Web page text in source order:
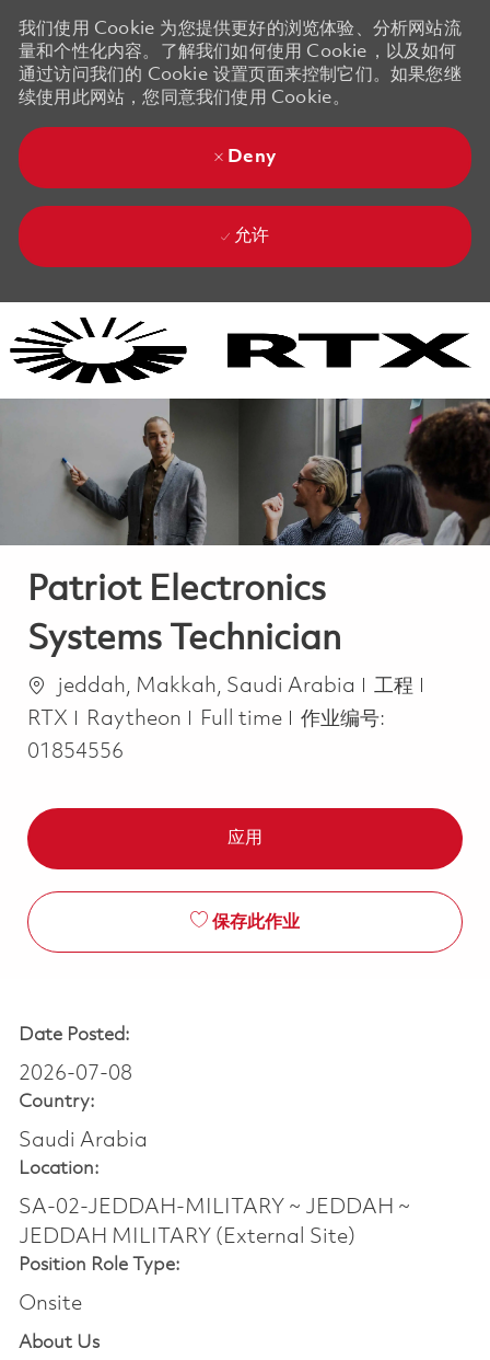
我们使用 Cookie 为您提供更好的浏览体验、分析网站流
量和个性化内容。了解我们如何使用 Cookie，以及如何
通过访问我们的 Cookie 设置页面来控制它们。如果您继
续使用此网站，您同意我们使用 Cookie。
Deny
允许
Patriot Electronics
Systems Technician
位置jeddah, Makkah, Saudi Arabia 类别
工程
RTX
Raytheon Job Type
Full time
作业编号:
01854556
应用
保存此作业
Date Posted:
2026-07-08
Country:
Saudi Arabia
Location:
SA-02-JEDDAH-MILITARY ~ JEDDAH ~
JEDDAH MILITARY (External Site)
Position Role Type:
Onsite
About Us